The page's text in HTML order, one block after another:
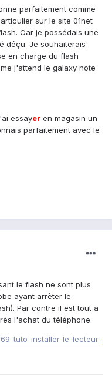
parfaitement comme
sur le site 01net
Car je possédais une
déçu. Je souhaiterais
en charge du flash
j'attend le galaxy note
essayer en magasin un
parfaitement avec le
le flash ne sont plus
ayant arrêter le
Par contre il est tout a
l'achat du téléphone.
tuto-installer-le-lecteur-